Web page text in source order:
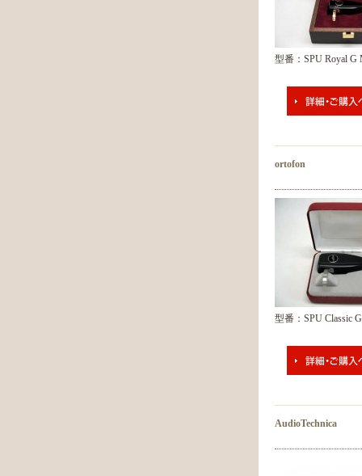
型番：SPU Royal G
ortofon
型番：SPU Classic
AudioTechnica